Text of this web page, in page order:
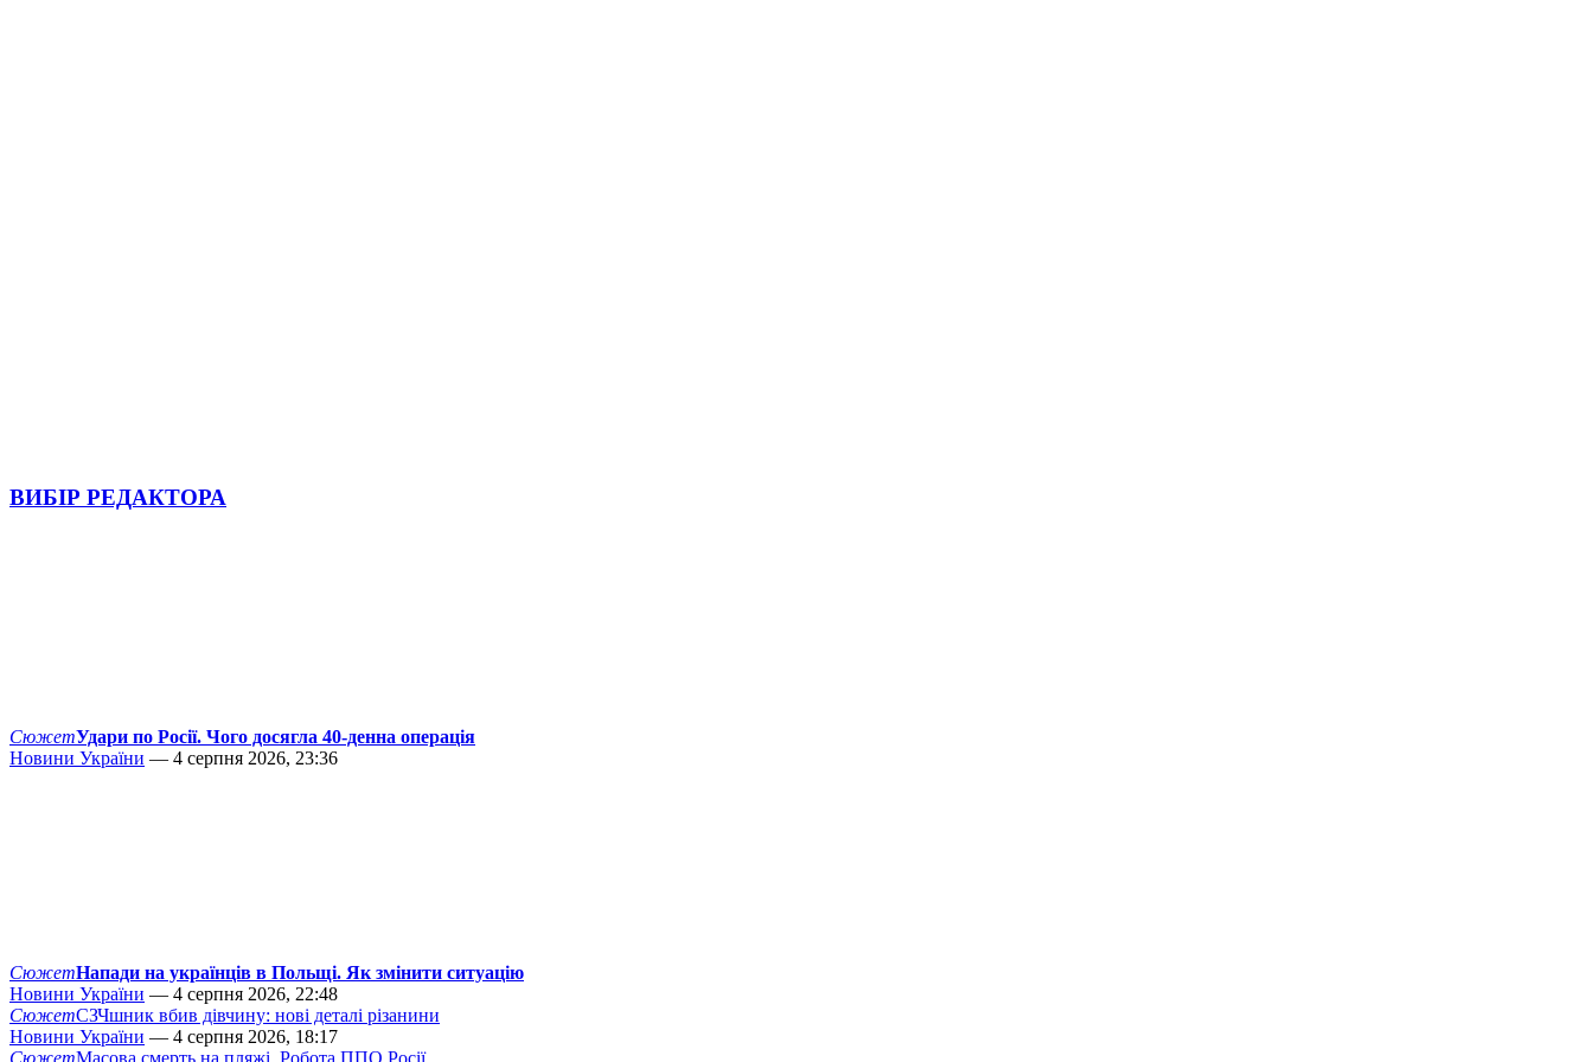
ВИБІР РЕДАКТОРА
СюжетУдари по Росії. Чого досягла 40-денна операція
Новини України — 4 серпня 2026, 23:36
СюжетНапади на українців в Польщі. Як змінити ситуацію
Новини України — 4 серпня 2026, 22:48
СюжетСЗЧшник вбив дівчину: нові деталі різанини
Новини України — 4 серпня 2026, 18:17